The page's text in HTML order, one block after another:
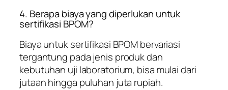
4. Berapa biaya yang diperlukan untuk
sertifikasi BPOM?
Biaya untuk sertifikasi BPOM bervariasi
tergantung pada jenis produk dan
kebutuhan uji laboratorium, bisa mulai dari
jutaan hingga puluhan juta rupiah.